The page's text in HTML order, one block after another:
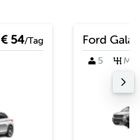
€ 54/Tag
Ford
5 M